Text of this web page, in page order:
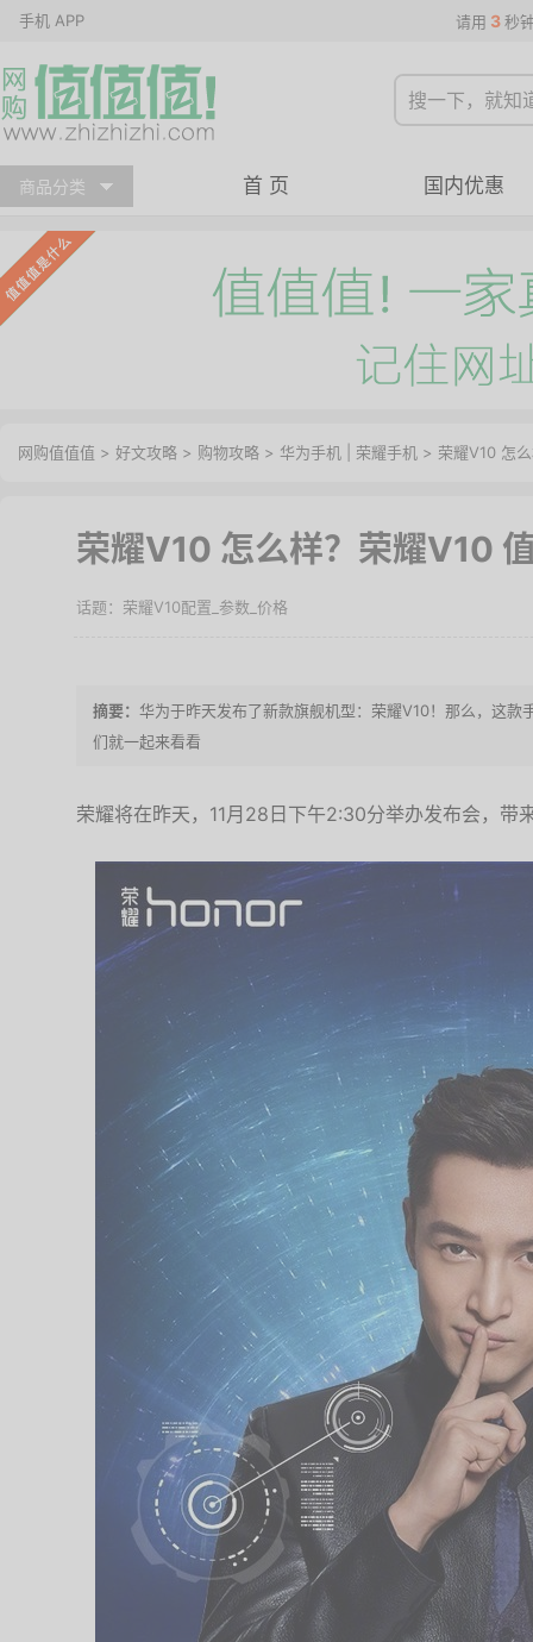
手机 APP 请用 3 秒
商品分类 首 页 国内优惠
网购值值值 > 好文攻略 > 购物攻略 > 华为手机 荣耀手机 > 荣耀V10 怎
荣耀V10 怎么样？荣耀V10
荣耀V10配置_参数_价格
华为于昨天发布了新款旗舰机型：荣耀V10！那么，这
们就一起来看看
荣耀将在昨天，11月28日下午2:30分举办发布会，带